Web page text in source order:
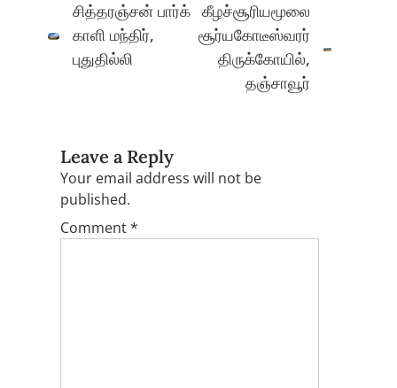
சித்தரஞ்சன் பார்க்
காளி மந்திர்,
புதுதில்லி
கீழச்சூரியமூலை
சூர்யகோடீஸ்வரர்
திருக்கோயில்,
தஞ்சாவூர்
Leave a Reply
Your email address will not be
published.
Comment*